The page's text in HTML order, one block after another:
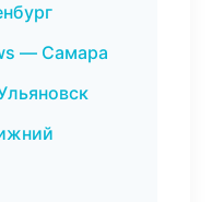
— Самара